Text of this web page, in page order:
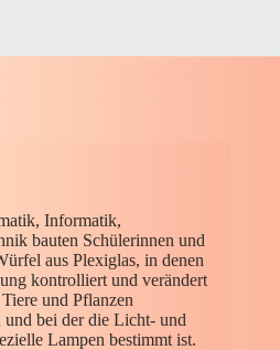
Informatik,
bauten Schülerinnen und
aus Plexiglas, in denen
kontrolliert und verändert
und Pflanzen
und bei der die Licht- und
Lampen bestimmt ist.